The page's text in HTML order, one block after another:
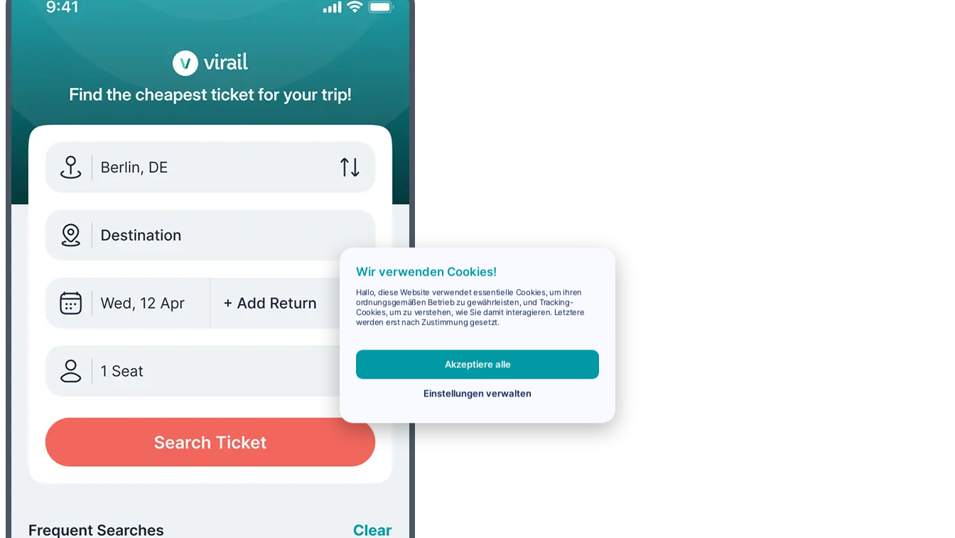
Wir verwenden Cookies!
Hallo, diese Website verwendet essentielle Cookies, um ihren
ordnungsgemäßen Betrieb zu gewährleisten, und Tracking-
Cookies, um zu verstehen, wie Sie damit interagieren. Letztere
werden erst nach Zustimmung gesetzt.
Akzeptiere alle
Einstellungen verwalten